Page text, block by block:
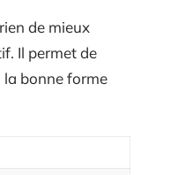
de mieux
Il permet de
la bonne forme